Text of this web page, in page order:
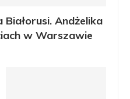
Andżelika
w Warszawie